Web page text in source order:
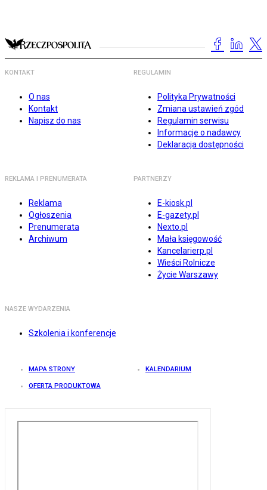
KONTAKT
O nas
Kontakt
Napisz do nas
REGULAMIN
Polityka Prywatności
Zmiana ustawień zgód
Regulamin serwisu
Informacje o nadawcy
Deklaracja dostępności
REKLAMA I PRENUMERATA
Reklama
Ogłoszenia
Prenumerata
Archiwum
PARTNERZY
E-kiosk.pl
E-gazety.pl
Nexto.pl
Mała księgowość
Kancelarierp.pl
Wieści Rolnicze
Życie Warszawy
NASZE WYDARZENIA
Szkolenia i konferencje
MAPA STRONY KALENDARIUM
OFERTA PRODUKTOWA